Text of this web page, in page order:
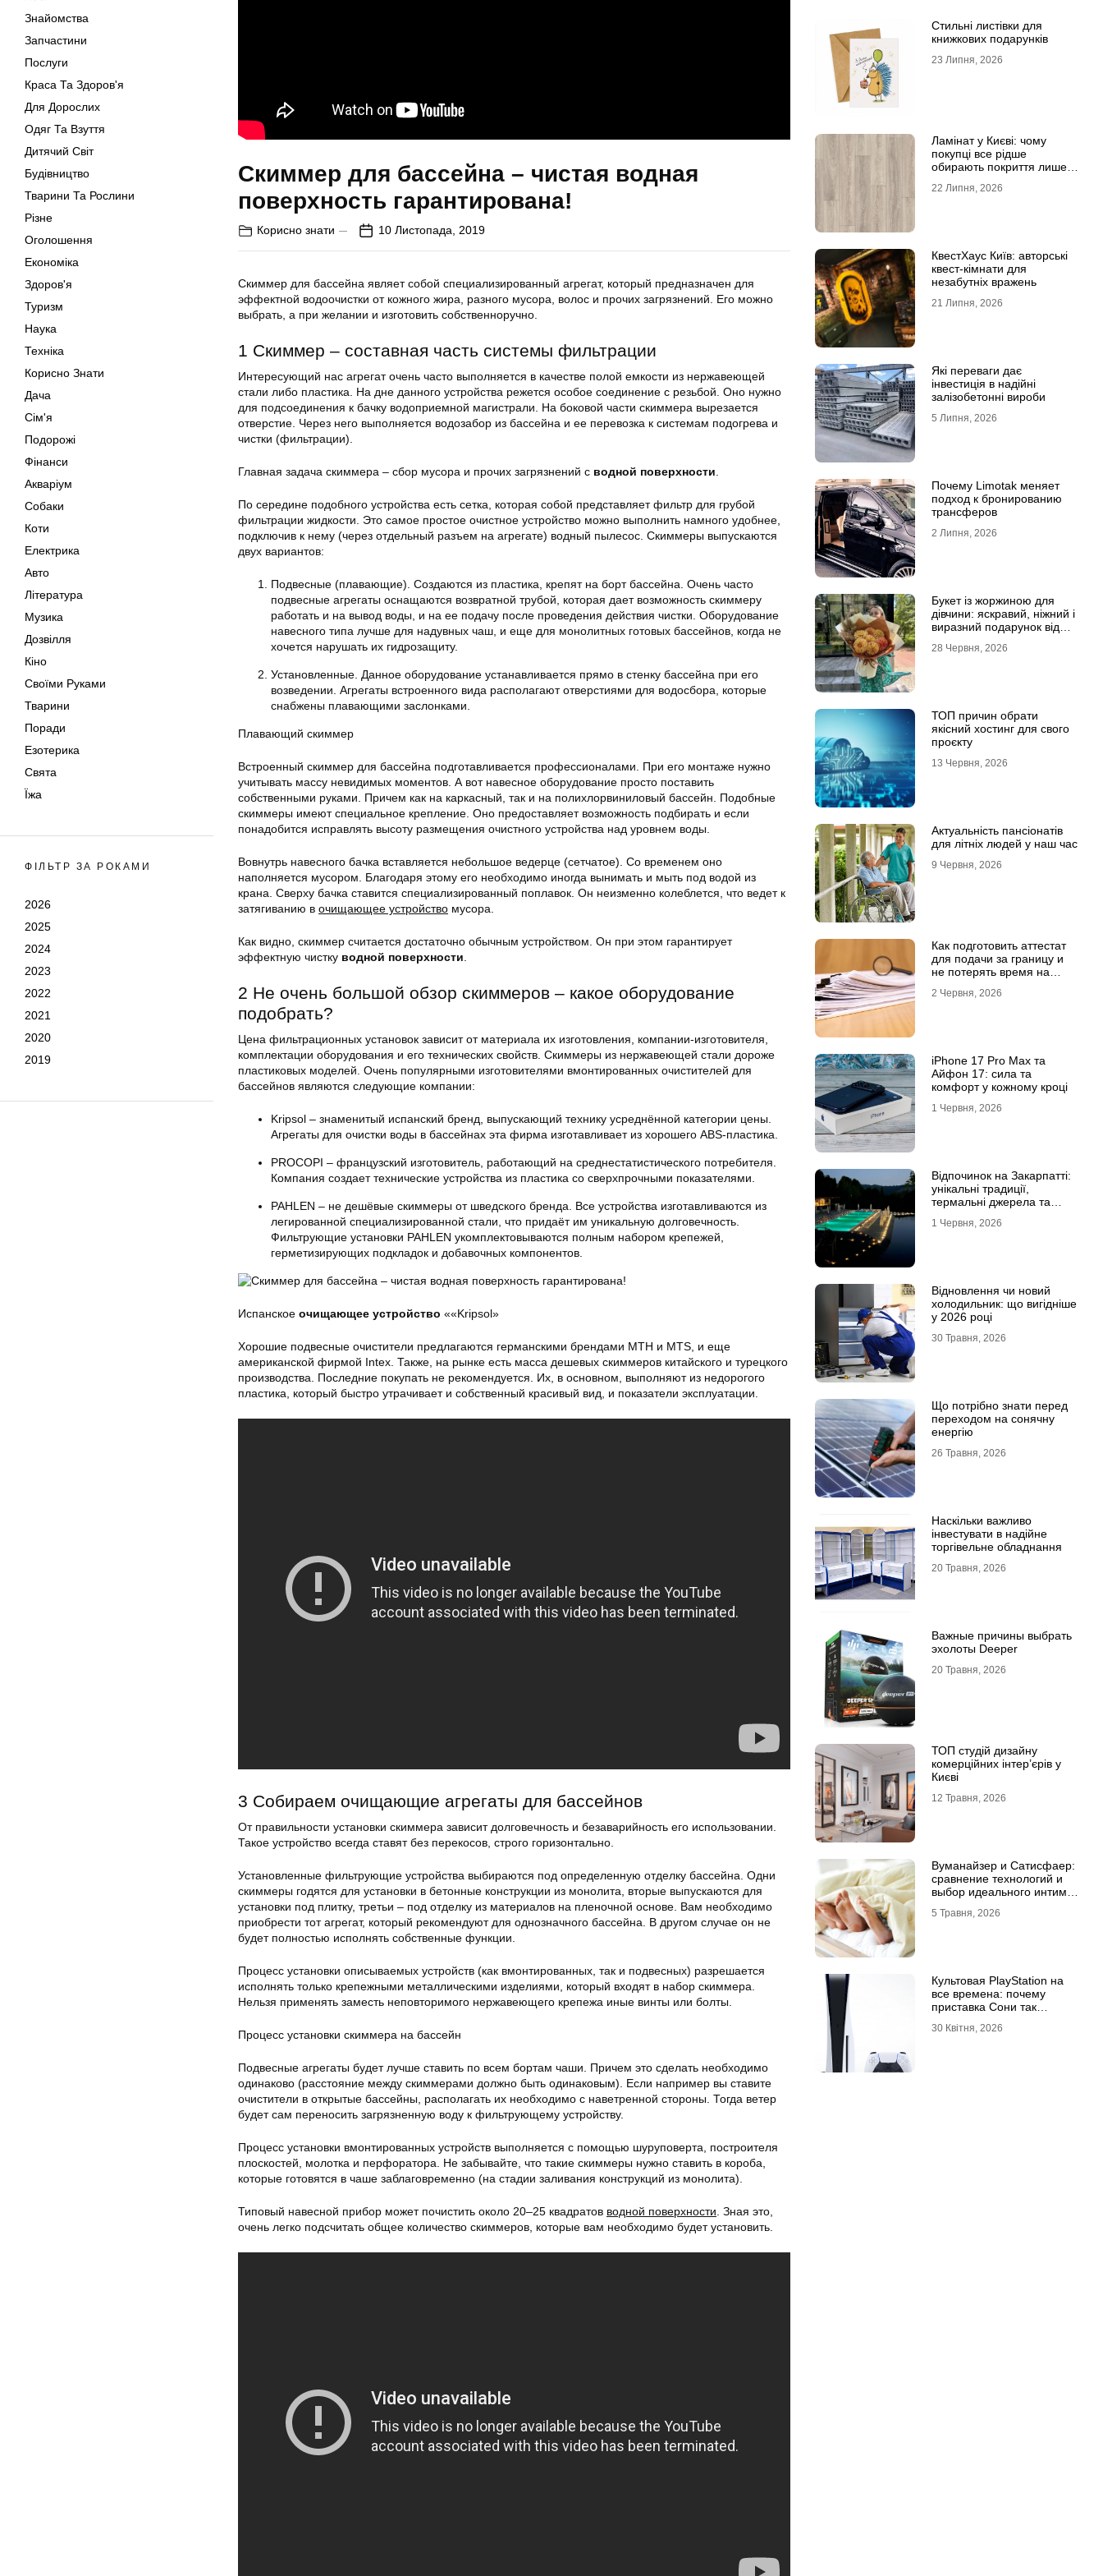
Знайомства
Запчастини
Послуги
Краса Та Здоров'я
Для Дорослих
Одяг Та Взуття
Дитячий Світ
Будівництво
Тварини Та Рослини
Різне
Оголошення
Економіка
Здоров'я
Туризм
Наука
Техніка
Корисно Знати
Дача
Сім'я
Подорожі
Фінанси
Акваріум
Собаки
Коти
Електрика
Авто
Література
Музика
Дозвілля
Кіно
Своїми Руками
Тварини
Поради
Езотерика
Свята
Їжа
ФІЛЬТР ЗА РОКАМИ
2026
2025
2024
2023
2022
2021
2020
2019
Скиммер для бассейна – чистая водная
поверхность гарантирована!
Корисно знати 10 Листопада, 2019
Скиммер для бассейна являет собой специализированный агрегат, который предназначен для
эффектной водоочистки от кожного жира, разного мусора, волос и прочих загрязнений . Его можно
выбрать, а при желании и изготовить собственноручно.
1 Скиммер – составная часть системы фильтрации
Интересующий нас агрегат очень часто выполняется в качестве полой емкости из нержавеющей
стали либо пластика. На дне данного устройства режется особое соединение с резьбой. Оно нужно
для подсоединения к бачку водоприемной магистрали. На боковой части скиммера вырезается
отверстие. Через него выполняется водозабор из бассейна и ее перевозка к системам подогрева и
чистки (фильтрации).
Главная задача скиммера – сбор мусора и прочих загрязнений с водной поверхности
По середине подобного устройства есть сетка, которая собой представляет фильтр для грубой
фильтрации жидкости. Это самое простое очистное устройство можно выполнить намного удобнее,
подключив к нему (через отдельный разъем на агрегате) водный пылесос. Скиммеры выпускаются
двух вариантов:
Подвесные (плавающие). Создаются из пластика, крепят на борт бассейна. Очень часто
подвесные агрегаты оснащаются возвратной трубой, которая дает возможность скиммеру
работать и на вывод воды, и на ее подачу после проведения действия чистки. Оборудование
навесного типа лучше для надувных чаш, и еще для монолитных готовых бассейнов, когда не
хочется нарушать их гидрозащиту.
Установленные. Данное оборудование устанавливается прямо в стенку бассейна при его
возведении. Агрегаты встроенного вида располагают отверстиями для водосбора, которые
снабжены плавающими заслонками.
Плавающий скиммер
Встроенный скиммер для бассейна подготавливается профессионалами. При его монтаже нужно
учитывать массу невидимых моментов. А вот навесное оборудование просто поставить
собственными руками. Причем как на каркасный, так и на полихлорвиниловый бассейн. Подобные
скиммеры имеют специальное крепление. Оно предоставляет возможность подбирать и если
понадобится исправлять высоту размещения очистного устройства над уровнем воды.
Вовнутрь навесного бачка вставляется небольшое ведерце (сетчатое). Со временем оно
наполняется мусором. Благодаря этому его необходимо иногда вынимать и мыть под водой из
крана. Сверху бачка ставится специализированный поплавок. Он неизменно колеблется, что ведет к
затягиванию в очищающее устройство мусора.
Как видно, скиммер считается достаточно обычным устройством. Он при этом гарантирует
эффектную чистку водной поверхности
2 Не очень большой обзор скиммеров – какое оборудование
подобрать?
Цена фильтрационных установок зависит от материала их изготовления, компании-изготовителя,
комплектации оборудования и его технических свойств. Скиммеры из нержавеющей стали дороже
пластиковых моделей. Очень популярными изготовителями вмонтированных очистителей для
бассейнов являются следующие компании:
Kripsol – знаменитый испанский бренд, выпускающий технику усреднённой категории цены.
Агрегаты для очистки воды в бассейнах эта фирма изготавливает из хорошего ABS-пластика.
PROCOPI – французский изготовитель, работающий на среднестатистического потребителя.
Компания создает технические устройства из пластика со сверхпрочными показателями.
PAHLEN – не дешёвые скиммеры от шведского бренда. Все устройства изготавливаются из
легированной специализированной стали, что придаёт им уникальную долговечность.
Фильтрующие установки PAHLEN укомплектовываются полным набором крепежей,
герметизирующих подкладок и добавочных компонентов.
Испанское очищающее устройство ««Kripsol»
Хорошие подвесные очистители предлагаются германскими брендами МТН и MTS, и еще
американской фирмой Intex. Также, на рынке есть масса дешевых скиммеров китайского и турецкого
производства. Последние покупать не рекомендуется. Их, в основном, выполняют из недорогого
пластика, который быстро утрачивает и собственный красивый вид, и показатели эксплуатации.
3 Собираем очищающие агрегаты для бассейнов
От правильности установки скиммера зависит долговечность и безаварийность его использовании.
Такое устройство всегда ставят без перекосов, строго горизонтально.
Установленные фильтрующие устройства выбираются под определенную отделку бассейна. Одни
скиммеры годятся для установки в бетонные конструкции из монолита, вторые выпускаются для
установки под плитку, третьи – под отделку из материалов на пленочной основе. Вам необходимо
приобрести тот агрегат, который рекомендуют для однозначного бассейна. В другом случае он не
будет полностью исполнять собственные функции.
Процесс установки описываемых устройств (как вмонтированных, так и подвесных) разрешается
исполнять только крепежными металлическими изделиями, который входят в набор скиммера.
Нельзя применять заместь неповторимого нержавеющего крепежа иные винты или болты.
Процесс установки скиммера на бассейн
Подвесные агрегаты будет лучше ставить по всем бортам чаши. Причем это сделать необходимо
одинаково (расстояние между скиммерами должно быть одинаковым). Если например вы ставите
очистители в открытые бассейны, располагать их необходимо с наветренной стороны. Тогда ветер
будет сам переносить загрязненную воду к фильтрующему устройству.
Процесс установки вмонтированных устройств выполняется с помощью шуруповерта, построителя
плоскостей, молотка и перфоратора. Не забывайте, что такие скиммеры нужно ставить в короба,
которые готовятся в чаше заблаговременно (на стадии заливания конструкций из монолита).
Типовый навесной прибор может почистить около 20–25 квадратов водной поверхности . Зная это,
очень легко подсчитать общее количество скиммеров, которые вам необходимо будет установить.
Стильні листівки для
книжкових подарунків
23 Липня, 2026
Ламінат у Києві: чому
покупці все рідше
обирають покриття лише
22 Липня, 2026
КвестХаус Київ: авторські
квест-кімнати для
незабутніх вражень
21 Липня, 2026
Які переваги дає
інвестиція в надійні
залізобетонні вироби
5 Липня, 2026
Почему Limotak меняет
подход к бронированию
трансферов
2 Липня, 2026
Букет із жоржиною для
дівчини: яскравий, ніжний і
виразний подарунок від
28 Червня, 2026
ТОП причин обрати
якісний хостинг для свого
проєкту
13 Червня, 2026
Актуальність пансіонатів
для літніх людей у наш час
9 Червня, 2026
Как подготовить аттестат
для подачи за границу и
не потерять время на
2 Червня, 2026
iPhone 17 Pro Max та
Айфон 17: сила та
комфорт у кожному кроці
1 Червня, 2026
Відпочинок на Закарпатті:
унікальні традиції,
термальні джерела та
1 Червня, 2026
Відновлення чи новий
холодильник: що вигідніше
у 2026 році
30 Травня, 2026
Що потрібно знати перед
переходом на сонячну
енергію
26 Травня, 2026
Наскільки важливо
інвестувати в надійне
торгівельне обладнання
20 Травня, 2026
Важные причины выбрать
эхолоты Deeper
20 Травня, 2026
ТОП студій дизайну
комерційних інтер’єрів у
Києві
12 Травня, 2026
Вуманайзер и Сатисфаер:
сравнение технологий и
выбор идеального интим-
5 Травня, 2026
Культовая PlayStation на
все времена: почему
приставка Сони так
30 Квітня, 2026